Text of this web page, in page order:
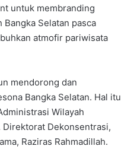
untuk membranding
Selatan pasca
atmofir pariwisata
mendorong dan
Bangka Selatan. Hal itu
Wilayah
Direktorat Dekonsentrasi,
Raziras Rahmadillah.